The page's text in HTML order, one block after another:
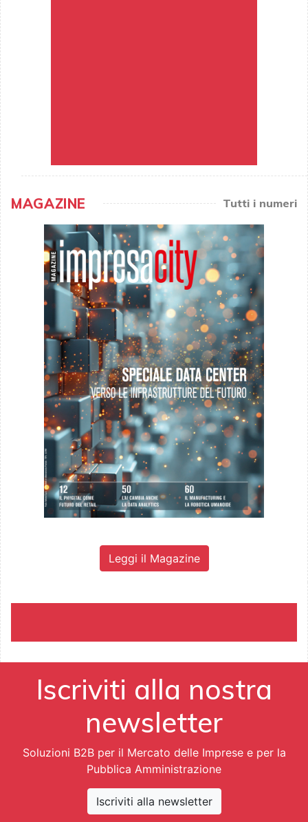
MAGAZINE Tutti i numeri
Leggi il Magazine
Iscriviti alla nostra
newsletter
Soluzioni B2B per il Mercato delle Imprese e per la
Pubblica Amministrazione
Iscriviti alla newsletter